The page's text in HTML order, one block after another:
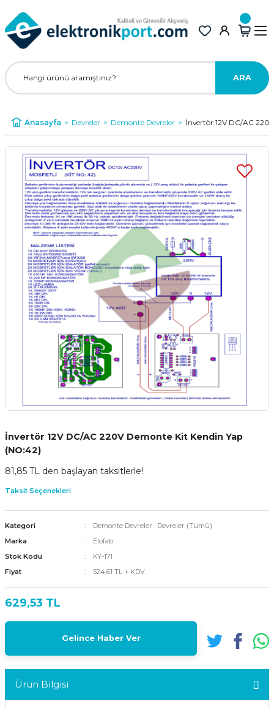
ARA
Anasayfa Devreler Demonte Devreler İnvertör 12V DC/AC
İnvertör 12V DC/AC 220V Demonte Kit Kendin Yap
(NO:42)
81,85 TL den başlayan taksitlerle!
Taksit Seçenekleri
Kategori Demonte Devreler , Devreler (Tümü)
Marka
Elofab
Stok Kodu
KY-171
Fiyat
524,61 TL + KDV
629,53 TL
Gelince Haber Ver
Ürün Bilgisi